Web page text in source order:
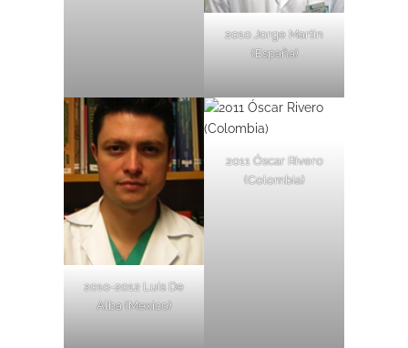
2010 Jorge Martin
(España)
2010-2012 Luis De
Alba (Mexico)
2011 Óscar Rivero
(Colombia)